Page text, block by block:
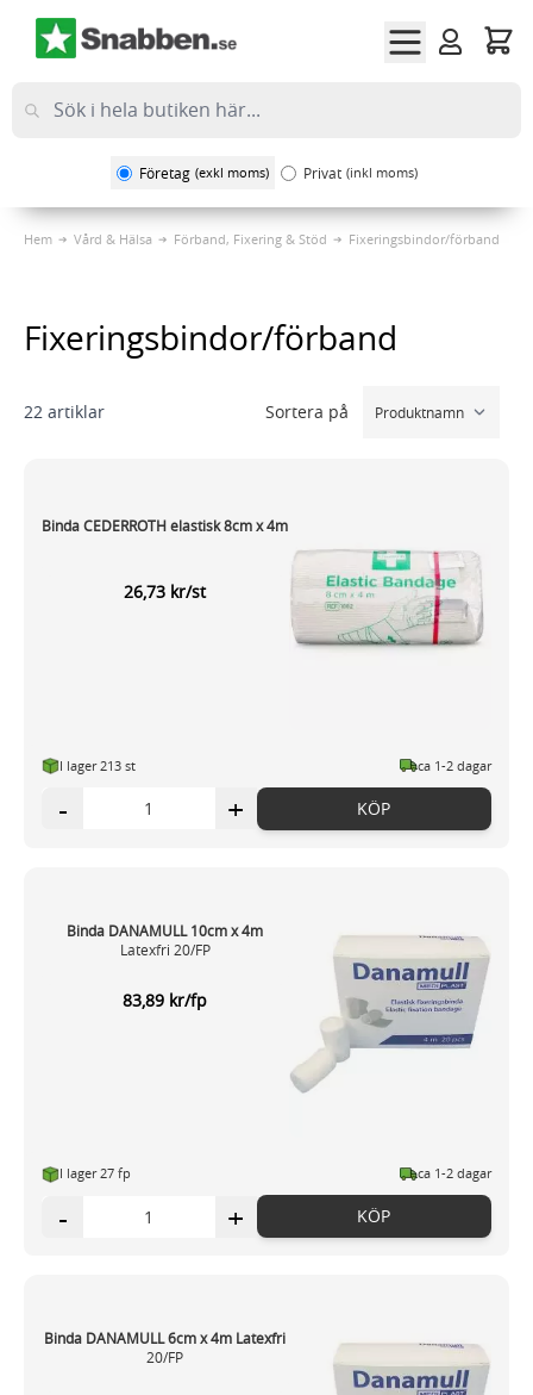
Företag (exkl moms) Privat (inkl moms)
Hem Vård & Hälsa Förband, Fixering & Stöd Fixeringsbindor/förband
Fixeringsbindor/förband
22 artiklar Sortera på
Binda CEDERROTH elastisk 8cm x 4m
26,73 kr/st
I lager 213 st ca 1-2 dagar
- + KÖP
Binda DANAMULL 10cm x 4m
Latexfri 20/FP
83,89 kr/fp
I lager 27 fp ca 1-2 dagar
- + KÖP
Binda DANAMULL 6cm x 4m Latexfri
20/FP